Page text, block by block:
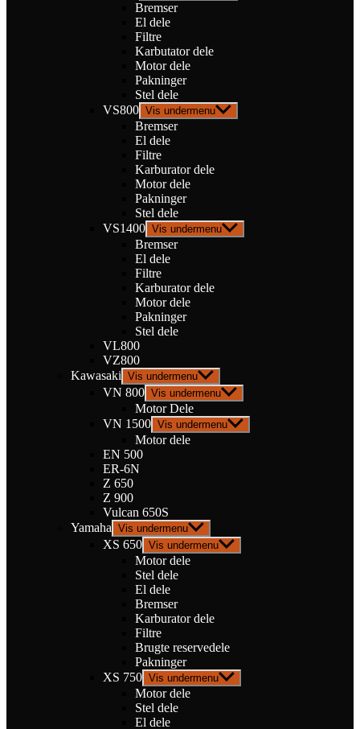
Bremser
El dele
Filtre
Karbutator dele
Motor dele
Pakninger
Stel dele
VS800 Vis undermenu
Bremser
El dele
Filtre
Karburator dele
Motor dele
Pakninger
Stel dele
VS1400 Vis undermenu
Bremser
El dele
Filtre
Karburator dele
Motor dele
Pakninger
Stel dele
VL800
VZ800
Kawasaki Vis undermenu
VN 800 Vis undermenu
Motor Dele
VN 1500 Vis undermenu
Motor dele
EN 500
ER-6N
Z 650
Z 900
Vulcan 650S
Yamaha Vis undermenu
XS 650 Vis undermenu
Motor dele
Stel dele
El dele
Bremser
Karburator dele
Filtre
Brugte reservedele
Pakninger
XS 750 Vis undermenu
Motor dele
Stel dele
El dele